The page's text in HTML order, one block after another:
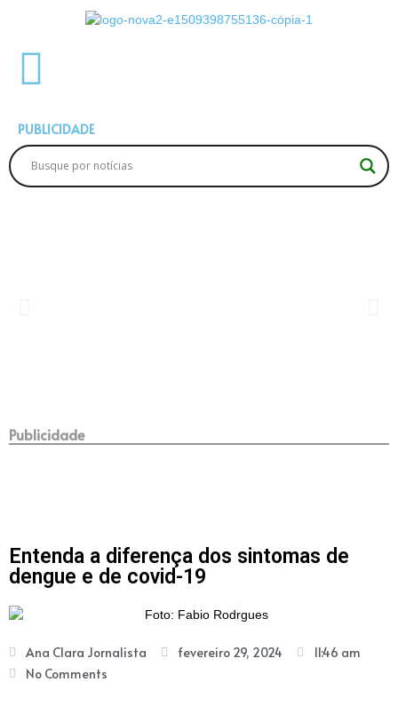
PUBLICIDADE
Publicidade
Entenda a diferença dos sintomas de
dengue e de covid-19
Ana Clara Jornalista fevereiro 29, 2024
11:46 am
No Comments